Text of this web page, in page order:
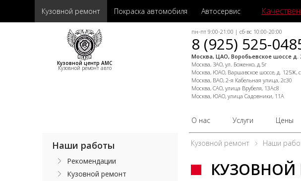
Кузовной ремонт Покраска автомобиля Автосервис
Кузовной центр АМС
Кузовной ремонт авто
пн-пт 9:00-21:00 | сб-вс 10:00-20:00
8 (925) 525-
Москва, ЦАО, Воробьевское шоссе д.
Москва, ЗАО, ул. Боженко, д.5г
Москва, ЮАО, Варшавское шоссе, д. 125Ж,
Москва, ВАО, 2-я Кабельная улица, 2с30
Москва, САО, улица Врубеля, 13Ас8
Москва, ЮАО, улица Садовники, 11А
О нас Услуги Цены
Кузовной ремонт Наши
КУЗОВНОЙ
Наши работы
Рекомендации
Кузовной ремонт